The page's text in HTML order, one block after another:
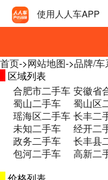
使用人人车APP
首页->网站地图->品牌/车
区域列表
合肥市二手车
蜀山二手车
蜀山区
瑶海区二手车 长丰二
未知二手车
经开二
政务二手车
长丰县
包河二手车
高新二